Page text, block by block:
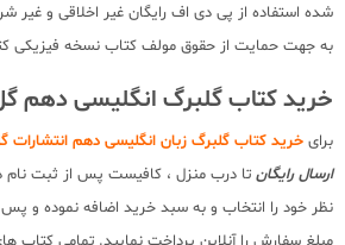
شده استفاده از پی دی اف رایگان غیر اخلاقی و غیر
به جهت حمایت از حقوق مولف کتاب نسخه فیزیکی
خرید کتاب گلبرگ انگلیسی دهم
برای خرید کتاب گلبرگ زبان انگلیسی دهم انتشارات
ارسال رایگان تا درب منزل ، کافیست پس از ثبت نام
نظر خود را انتخاب و به سبد خرید اضافه نموده و